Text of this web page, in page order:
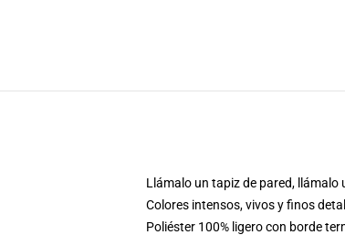
Llámalo un tapiz de pared,
Colores intensos, vivos y finos
Poliéster 100% ligero con borde